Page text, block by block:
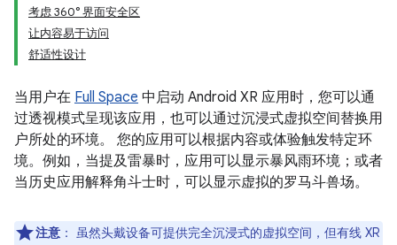
考虑 360° 界面安全区
让内容易于访问
舒适性设计
当用户在 Full Space 中启动 Android XR 应用时，您可以通
过透视模式呈现该应用，也可以通过沉浸式虚拟空间替换用
户所处的环境。 您的应用可以根据内容或体验触发特定环
境。例如，当提及雷暴时，应用可以显示暴风雨环境；或者
当历史应用解释角斗士时，可以显示虚拟的罗马斗兽场。
注意 ： 虽然头戴设备可提供完全沉浸式的虚拟空间，但有线 XR